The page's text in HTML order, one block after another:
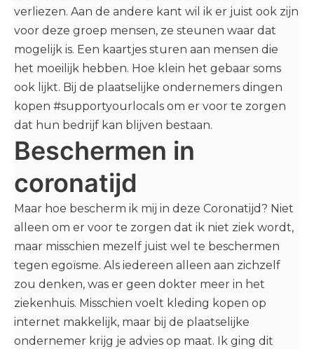
verliezen. Aan de andere kant wil ik er juist ook zijn
voor deze groep mensen, ze steunen waar dat
mogelijk is. Een kaartjes sturen aan mensen die
het moeilijk hebben. Hoe klein het gebaar soms
ook lijkt. Bij de plaatselijke ondernemers dingen
kopen #supportyourlocals om er voor te zorgen
dat hun bedrijf kan blijven bestaan.
Beschermen in
coronatijd
Maar hoe bescherm ik mij in deze Coronatijd? Niet
alleen om er voor te zorgen dat ik niet ziek wordt,
maar misschien mezelf juist wel te beschermen
tegen egoïsme. Als iedereen alleen aan zichzelf
zou denken, was er geen dokter meer in het
ziekenhuis. Misschien voelt kleding kopen op
internet makkelijk, maar bij de plaatselijke
ondernemer krijg je advies op maat. Ik ging dit